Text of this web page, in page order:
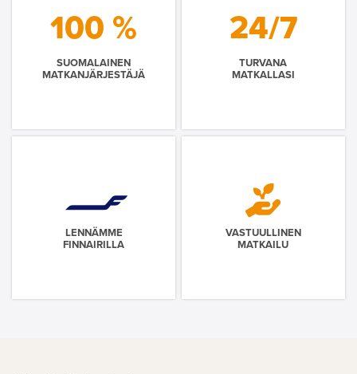
100 %
SUOMALAINEN
MATKANJÄRJESTÄJÄ
24/7
TURVANA
MATKALLASI
LENNÄMME
FINNAIRILLA
VASTUULLINEN
MATKAILU